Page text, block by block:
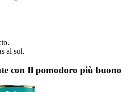
al sol.
con Il pomodoro più